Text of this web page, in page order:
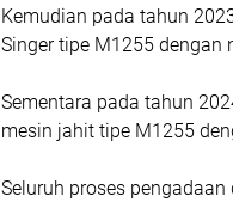
‎Kemudian pada tahun
Singer tipe M1255 dengan
Sementara pada tahun
mesin jahit tipe M1255
Seluruh proses